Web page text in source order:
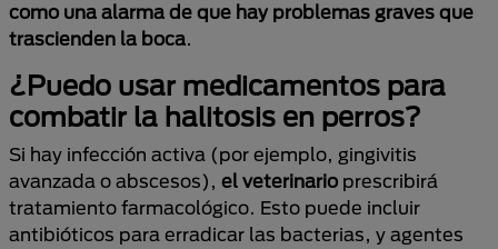
como una alarma de que hay problemas graves que
trascienden la boca.
¿Puedo usar medicamentos para
combatir la halitosis en perros?
Si hay infección activa (por ejemplo, gingivitis
avanzada o abscesos), el veterinario prescribirá
tratamiento farmacológico. Esto puede incluir
antibióticos para erradicar las bacterias, y agentes